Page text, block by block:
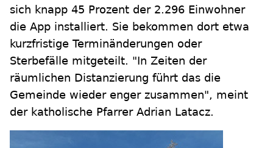
sich knapp 45 Prozent der 2.296 Einwohner
die App installiert. Sie bekommen dort etwa
kurzfristige Terminänderungen oder
Sterbefälle mitgeteilt. "In Zeiten der
räumlichen Distanzierung führt das die
Gemeinde wieder enger zusammen", meint
der katholische Pfarrer Adrian Latacz.